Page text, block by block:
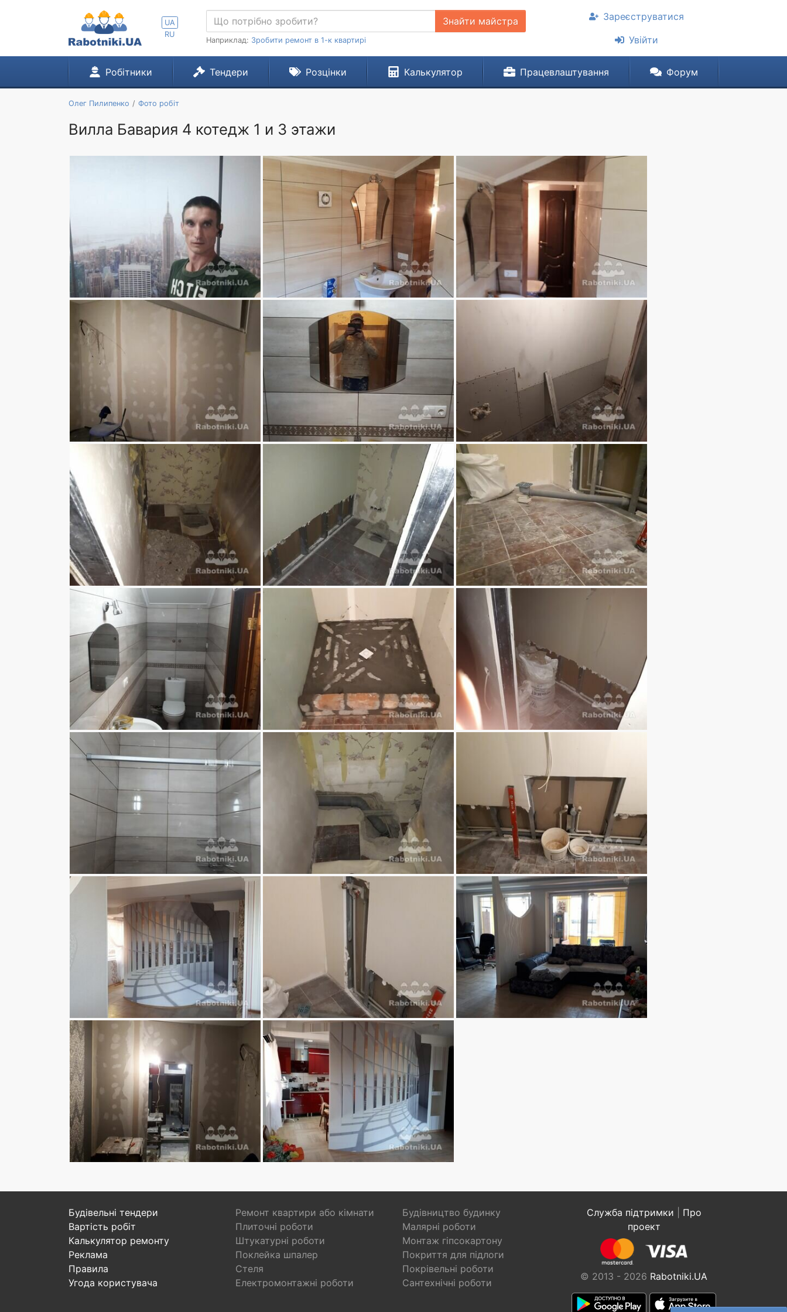
UA
RU
Знайти майстра
Наприклад: Зробити ремонт в 1-к квартирі
Зареєструватися
Увійти
Робітники Тендери Розцінки Калькулятор Працевлаштування Форум
Олег Пилипенко Фото робіт
Вилла Бавария 4 котедж 1 и 3 этажи
Будівельні тендери
Вартість робіт
Калькулятор ремонту
Реклама
Правила
Угода користувача
Ремонт квартири або кімнати
Будівництво будинку
Плиточні роботи
Малярні роботи
Штукатурні роботи
Монтаж гіпсокартону
Поклейка шпалер
Покриття для підлоги
Стеля
Покрівельні роботи
Електромонтажні роботи
Сантехнічні роботи
Служба підтримки
Про
проект
© 2013 - 2026 Rabotniki.UA